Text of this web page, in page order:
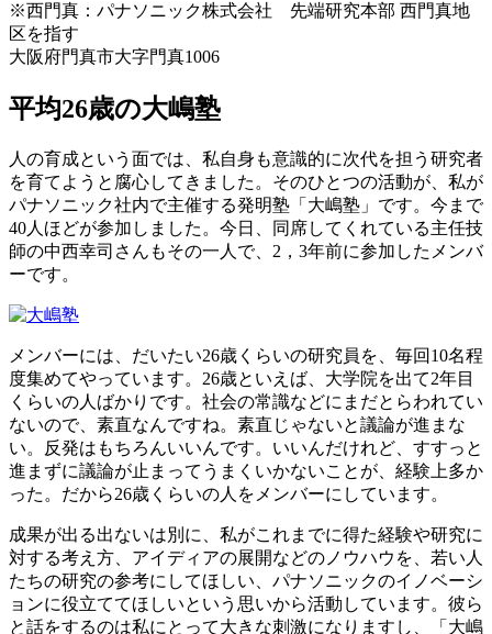
※西門真：パナソニック株式会社 先端研究本部 西門真地
区を指す
大阪府門真市大字門真1006
平均26歳の大嶋塾
人の育成という面では、私自身も意識的に次代を担う研究者
を育てようと腐心してきました。そのひとつの活動が、私が
パナソニック社内で主催する発明塾「大嶋塾」です。今まで
40人ほどが参加しました。今日、同席してくれている主任技
師の中西幸司さんもその一人で、2，3年前に参加したメンバ
ーです。
メンバーには、だいたい26歳くらいの研究員を、毎回10名程
度集めてやっています。26歳といえば、大学院を出て2年目
くらいの人ばかりです。社会の常識などにまだとらわれてい
ないので、素直なんですね。素直じゃないと議論が進まな
い。反発はもちろんいいんです。いいんだけれど、すすっと
進まずに議論が止まってうまくいかないことが、経験上多か
った。だから26歳くらいの人をメンバーにしています。
成果が出る出ないは別に、私がこれまでに得た経験や研究に
対する考え方、アイディアの展開などのノウハウを、若い人
たちの研究の参考にしてほしい、パナソニックのイノベーシ
ョンに役立ててほしいという思いから活動しています。彼ら
と話をするのは私にとって大きな刺激になりますし、「大嶋